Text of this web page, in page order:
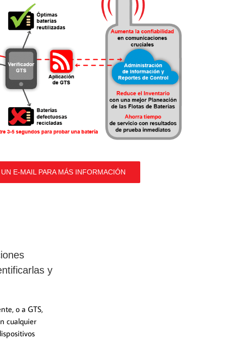
E-MAIL PARA MÁS INFORMACIÓN
y
o a GTS,
cualquier